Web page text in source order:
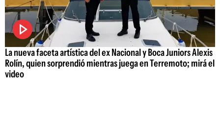
La nueva faceta artística del ex Nacional y Boca Juniors Alexis
Rolín, quien sorprendió mientras juega en Terremoto; mirá el
video